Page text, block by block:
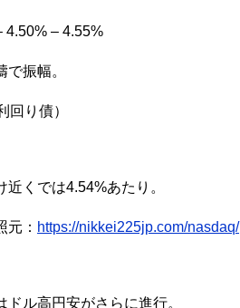
4.50% – 4.55%
で振幅。
回り債）
近くでは4.54%あたり。
： https://nikkei225jp.com/nasdaq/
ドル高円安がさらに進行。